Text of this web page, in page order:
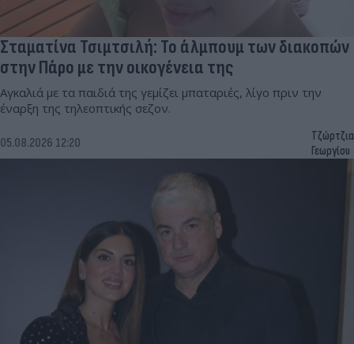
Σταματίνα Τσιμτσιλή: Το άλμπουμ των διακοπών
στην Πάρο με την οικογένεια της
Αγκαλιά με τα παιδιά της γεμίζει μπαταριές, λίγο πριν την
έναρξη της τηλεοπτικής σεζον.
05.08.2026 12:20
Τζώρτζια
Γεωργίου